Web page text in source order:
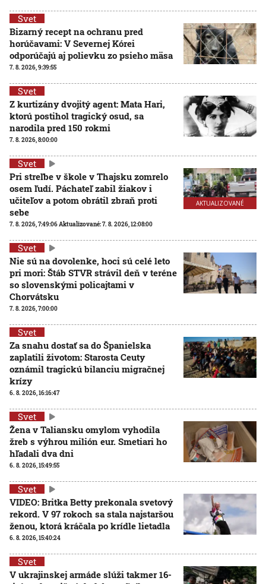
Svet
Bizarný recept na ochranu pred
horúčavami: V Severnej Kórei
odporúčajú aj polievku zo psieho mäsa
7. 8. 2026, 9:39:55
Svet
Z kurtizány dvojitý agent: Mata Hari,
ktorú postihol tragický osud, sa
narodila pred 150 rokmi
7. 8. 2026, 8:00:00
AKTUALIZOVANÉ
Svet
Pri streľbe v škole v Thajsku zomrelo
osem ľudí. Páchateľ zabil žiakov i
učiteľov a potom obrátil zbraň proti
sebe
7. 8. 2026, 7:49:06Aktualizované:7. 8. 2026, 12:08:00
Svet
Nie sú na dovolenke, hoci sú celé leto
pri mori: Štáb STVR strávil deň v teréne
so slovenskými policajtami v
Chorvátsku
7. 8. 2026, 7:00:00
Svet
Za snahu dostať sa do Španielska
zaplatili životom: Starosta Ceuty
oznámil tragickú bilanciu migračnej
krízy
6. 8. 2026, 16:16:47
Svet
Žena v Taliansku omylom vyhodila
žreb s výhrou milión eur. Smetiari ho
hľadali dva dni
6. 8. 2026, 15:49:55
Svet
VIDEO: Britka Betty prekonala svetový
rekord. V 97 rokoch sa stala najstaršou
ženou, ktorá kráčala po krídle lietadla
6. 8. 2026, 15:40:24
Svet
V ukrajinskej armáde slúži takmer 16-